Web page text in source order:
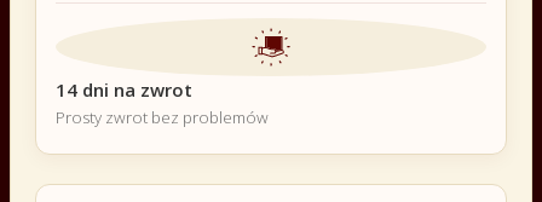
14 dni na zwrot
Prosty zwrot bez problemów